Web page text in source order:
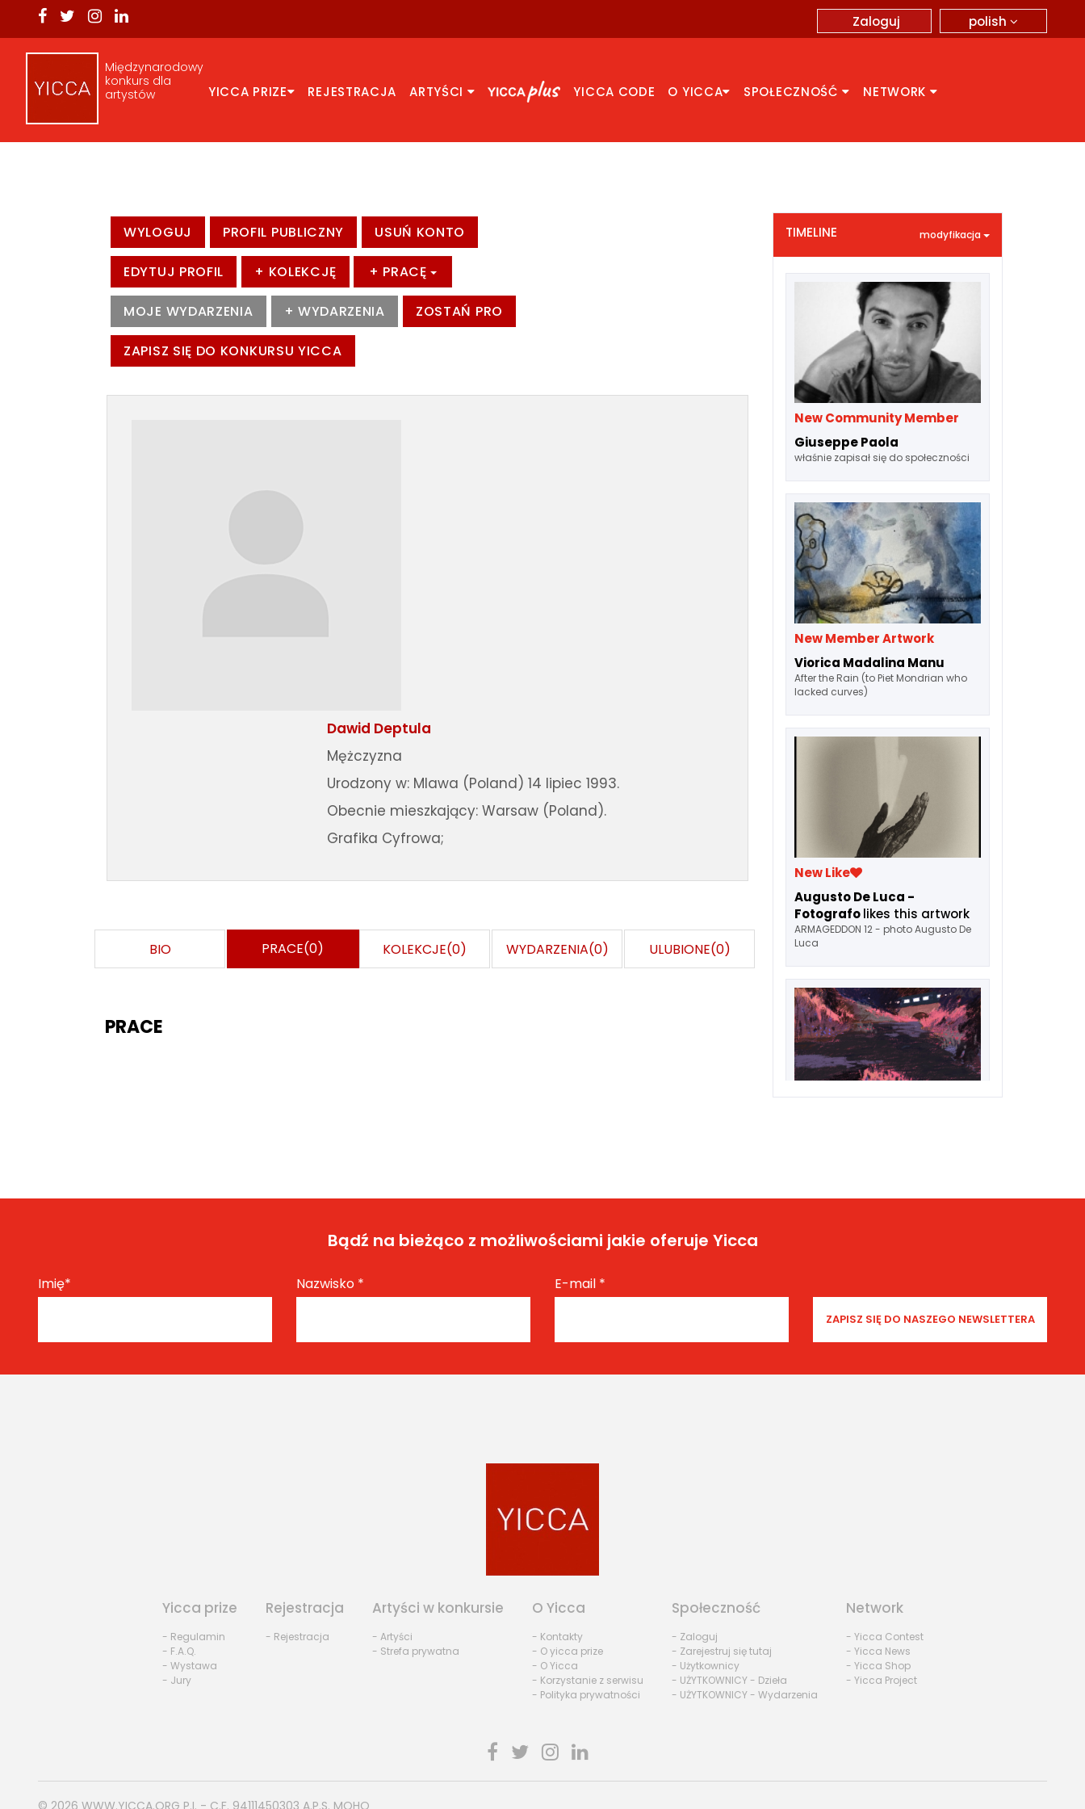
polish
Zaloguj
Międzynarodowy
konkurs dla
artystów
YICCA PRIZE REJESTRACJA ARTYŚCI YICCA CODE O YICCA SPOŁECZNOŚĆ NETWORK
WYLOGUJ PROFIL PUBLICZNY USUŃ KONTO
EDYTUJ PROFIL + KOLEKCJĘ + PRACĘ
MOJE WYDARZENIA + WYDARZENIA ZOSTAŃ PRO
ZAPISZ SIĘ DO KONKURSU YICCA
Dawid Deptula
Mężczyzna
Urodzony w: Mlawa (Poland) 14 lipiec 1993.
Obecnie mieszkający: Warsaw (Poland).
Grafika Cyfrowa;
BIO PRACE(0) KOLEKCJE(0) WYDARZENIA(0) ULUBIONE(0)
PRACE
TIMELINE modyfikacja
New Community Member
Giuseppe Paola
właśnie zapisał się do społeczności
New Member Artwork
Viorica Madalina Manu
After the Rain (to Piet Mondrian who
lacked curves)
New Like
Augusto De Luca -
Fotografolikes this artwork
ARMAGEDDON 12 - photo Augusto De
Luca
From Yicca Art Shop
Bądź na bieżąco z możliwościami jakie oferuje Yicca
Imię* Nazwisko * E-mail *
Yicca prize
- Regulamin
- F.A.Q.
- Wystawa
- Jury
Rejestracja
- Rejestracja
Artyści w konkursie
- Artyści
- Strefa prywatna
O Yicca
- Kontakty
- O yicca prize
- O Yicca
- Korzystanie z serwisu
- Polityka prywatności
Społeczność
- Zaloguj
- Zarejestruj się tutaj
- Użytkownicy
- UŻYTKOWNICY - Dzieła
- UŻYTKOWNICY - Wydarzenia
Network
- Yicca Contest
- Yicca News
- Yicca Shop
- Yicca Project